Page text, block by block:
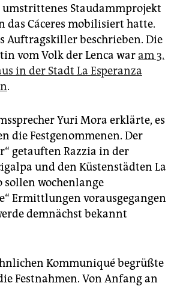
umstrittenes Staudammprojekt
das Cáceres mobilisiert hatte.
Auftragskiller beschrieben. Die
vom Volk der Lenca waram 3.
in der Stadt La Esperanza
.
Yuri Mora erklärte, es
die Festgenommenen. Der
getauften Razzia in der
und den Küstenstädten La
wochenlange
Ermittlungen vorausgegangen
demnächst bekannt
Kommuniqué begrüßte
Festnahmen. Von Anfang an